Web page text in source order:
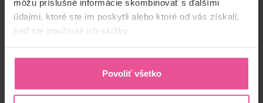
môžu príslušné informácie skombinovať s ďalšími
údajmi, ktoré ste im poskytli alebo ktoré od vás získali,
keď ste používali ich služby.
Povoliť všetko